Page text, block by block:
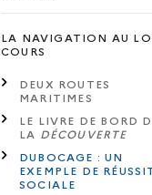
LA NAVIGATION AU
COURS
DEUX ROUTES
MARITIMES
LE LIVRE DE BORD
LA DÉCOUVERTE
DUBOCAGE : UN
EXEMPLE DE
SOCIALE